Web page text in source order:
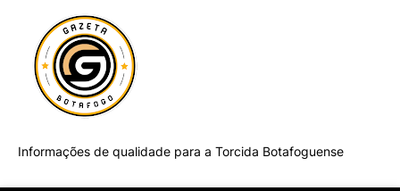
Informações de qualidade para a Torcida Botafoguense